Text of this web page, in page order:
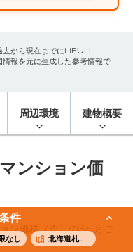
件
なし 北海道札幌市白石区
去から現在までにLIFULL
報を元に生成した参考情報で
周辺環境 建物概要
ンション価
ン価格（※）の3ヶ月ご